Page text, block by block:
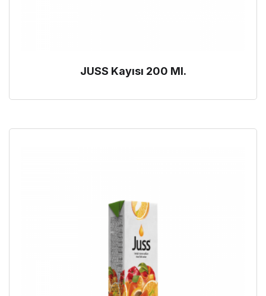
JUSS Kayısı 200 Ml.